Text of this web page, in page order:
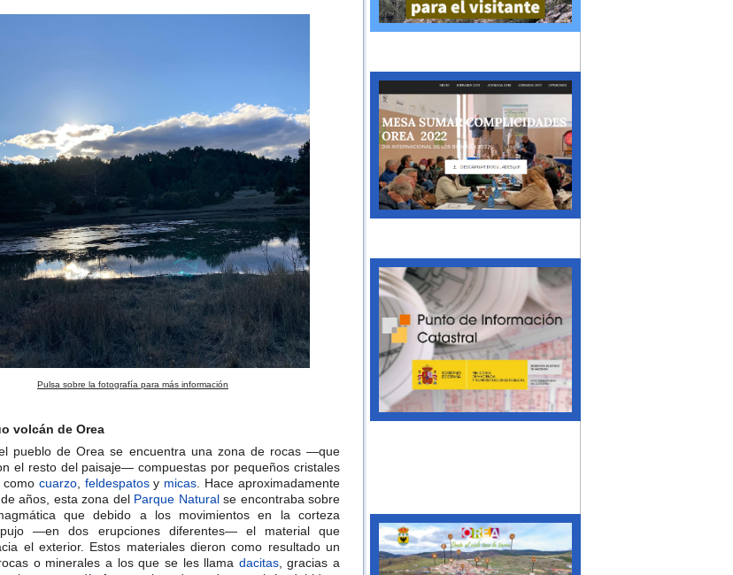
Pulsa sobre la fotografía para más información
volcán de Orea
pueblo de Orea se encuentra una zona de rocas —que
el resto del paisaje— compuestas por pequeños cristales
como cuarzo, feldespatosy micas . Hace aproximadamente
años, esta zona del Parque Naturalse encontraba sobre
que debido a los movimientos en la corteza
—en dos erupciones diferentes— el material que
el exterior. Estos materiales dieron como resultado un
o minerales a los que se les llama dacitas, gracias a